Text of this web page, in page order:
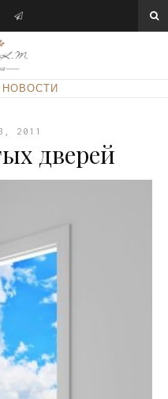
НОВОСТИ
8, 2011
дверей